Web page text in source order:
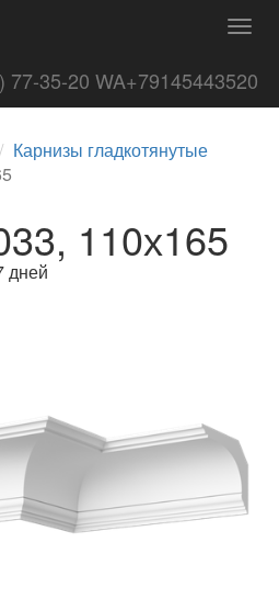
77-35-20 WA+79145443520
Карнизы гладкотянутые
110х165
дней